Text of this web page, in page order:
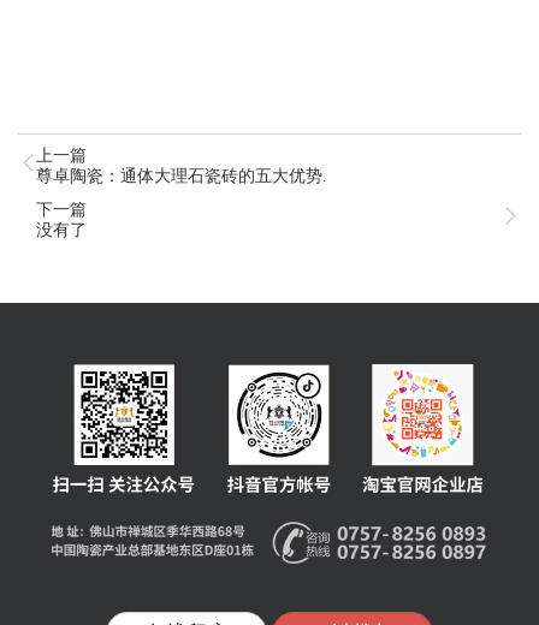
上一篇
尊卓陶瓷：通体大理石瓷砖的五大优势.
下一篇
没有了